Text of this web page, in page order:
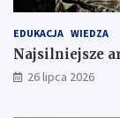
EDUKACJA WIEDZA
Najsilniejsze
26 lipca 2026